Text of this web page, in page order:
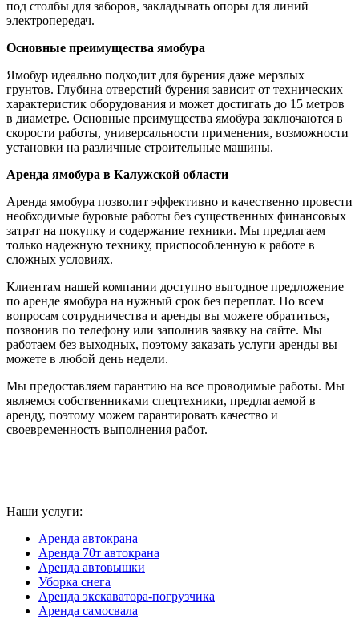
под столбы для заборов, закладывать опоры для линий
электропередач.
Основные преимущества ямобура
Ямобур идеально подходит для бурения даже мерзлых
грунтов. Глубина отверстий бурения зависит от технических
характеристик оборудования и может достигать до 15 метров
в диаметре. Основные преимущества ямобура заключаются в
скорости работы, универсальности применения, возможности
установки на различные строительные машины.
Аренда ямобура в Калужской области
Аренда ямобура позволит эффективно и качественно провести
необходимые буровые работы без существенных финансовых
затрат на покупку и содержание техники. Мы предлагаем
только надежную технику, приспособленную к работе в
сложных условиях.
Клиентам нашей компании доступно выгодное предложение
по аренде ямобура на нужный срок без переплат. По всем
вопросам сотрудничества и аренды вы можете обратиться,
позвонив по телефону или заполнив заявку на сайте. Мы
работаем без выходных, поэтому заказать услуги аренды вы
можете в любой день недели.
Мы предоставляем гарантию на все проводимые работы. Мы
являемся собственниками спецтехники, предлагаемой в
аренду, поэтому можем гарантировать качество и
своевременность выполнения работ.
Наши услуги:
Аренда автокрана
Аренда 70т автокрана
Аренда автовышки
Уборка снега
Аренда экскаватора-погрузчика
Аренда самосвала